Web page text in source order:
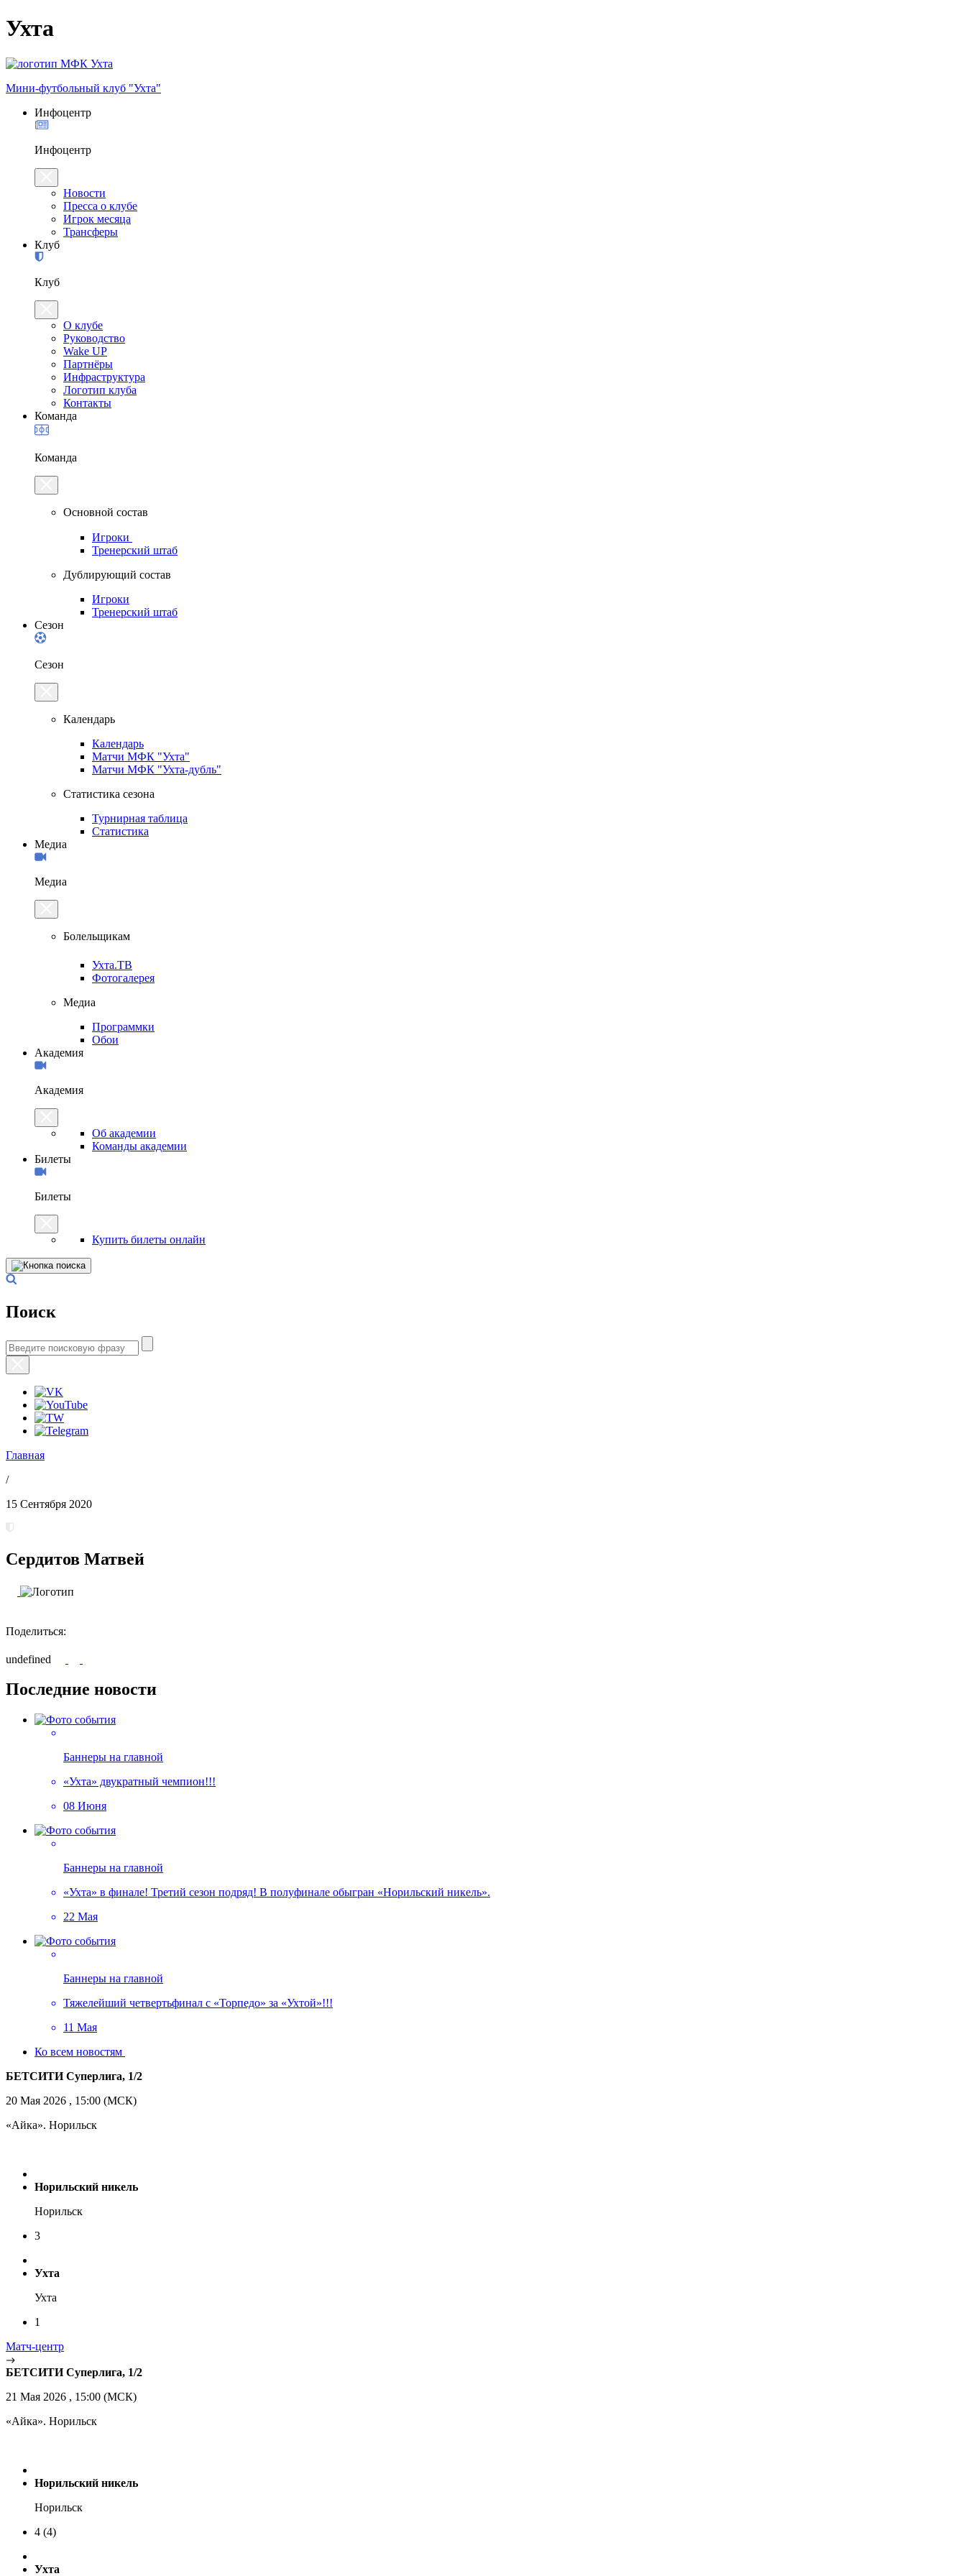
Ухта
Мини-футбольный клуб "Ухта"
Инфоцентр
Инфоцентр
Новости
Пресса о клубе
Игрок месяца
Трансферы
Клуб
Клуб
О клубе
Руководство
Wake UP
Партнёры
Инфраструктура
Логотип клуба
Контакты
Команда
Команда
Основной состав
Игроки
Тренерский штаб
Дублирующий состав
Игроки
Тренерский штаб
Сезон
Сезон
Календарь
Календарь
Матчи МФК "Ухта"
Матчи МФК "Ухта-дубль"
Статистика сезона
Турнирная таблица
Статистика
Медиа
Медиа
Болельщикам
Ухта.ТВ
Фотогалерея
Медиа
Программки
Обои
Академия
Академия
Об академии
Команды академии
Билеты
Билеты
Купить билеты онлайн
Поиск
Главная
/
15 Сентября 2020
Сердитов Матвей
Поделиться:
undefined
Последние новости
Баннеры на главной
«Ухта» двукратный чемпион!!!
08 Июня
Баннеры на главной
«Ухта» в финале! Третий сезон подряд! В полуфинале обыгран «Норильский никель».
22 Мая
Баннеры на главной
Тяжелейший четвертьфинал с «Торпедо» за «Ухтой»!!!
11 Мая
Ко всем новостям
БЕТСИТИ Суперлига, 1/2
20 Мая 2026 , 15:00 (МСК)
«Айка». Норильск
Норильский никель
Норильск
3
Ухта
Ухта
1
Матч-центр
БЕТСИТИ Суперлига, 1/2
21 Мая 2026 , 15:00 (МСК)
«Айка». Норильск
Норильский никель
Норильск
4 (4)
Ухта